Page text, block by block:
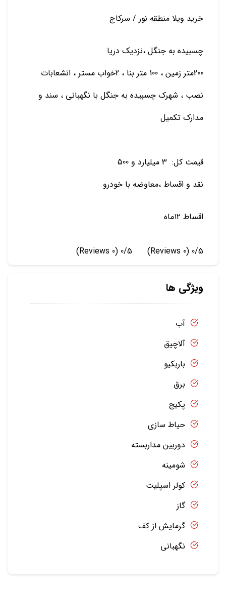
خرید ویلا منطقه نور / سرکاج
چسبیده به جنگل ،نزدیک دریا
200متر زمین ، 100 متر بنا ، 2خواب مستر ، انشعابات
نصب ، شهرک چسبیده به جنگل با نگهبانی ، سند و
مدارک تکمیل
.
قیمت کل: 3 میلیارد و 500
نقد و اقساط ،معاوضه با خودرو
اقساط ۱۲ماه
0/5
(0 Reviews)
0/5
(0 Reviews)
ویژگی ها
آب
آلاچیق
باربکیو
برق
پکیج
حیاط سازی
دوربین مداربسته
شومینه
کولر اسپلیت
گاز
گرمایش از کف
نگهبانی